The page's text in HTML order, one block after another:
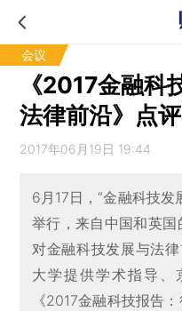
会议
《2017金融科
法律前沿》点评
2017年06月19日 19:44
6月17日，“金融科技
举行，来自中国和英
对金融科技发展与法
大学提供学术指导、
《2017金融科技报告